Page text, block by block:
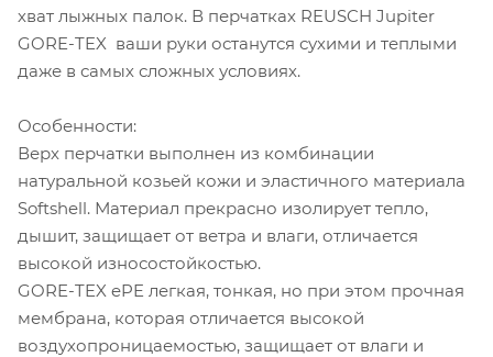
хват лыжных палок. В перчатках REUSCH Jupiter
GORE-TEX ваши руки останутся сухими и теплыми
даже в самых сложных условиях.
Особенности:
Верх перчатки выполнен из комбинации
натуральной козьей кожи и эластичного материала
Softshell. Материал прекрасно изолирует тепло,
дышит, защищает от ветра и влаги, отличается
высокой износостойкостью.
GORE-TEX ePE легкая, тонкая, но при этом прочная
мембрана, которая отличается высокой
воздухопроницаемостью, защищает от влаги и